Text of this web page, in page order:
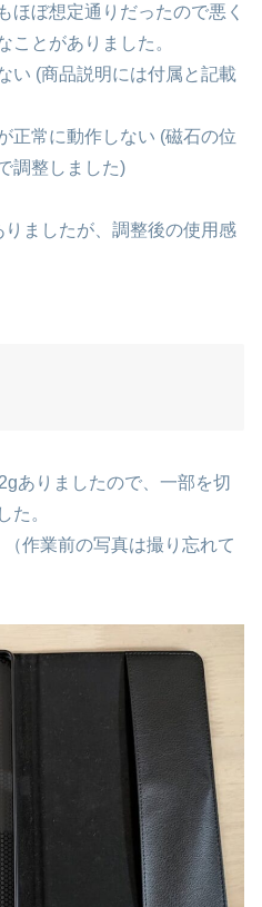
ほぼ想定通りだったので悪く
ことがありました。
い (商品説明には付属と記載
正常に動作しない (磁石の位
調整しました)
りましたが、調整後の使用感
ありましたので、一部を切
た。
作業前の写真は撮り忘れて